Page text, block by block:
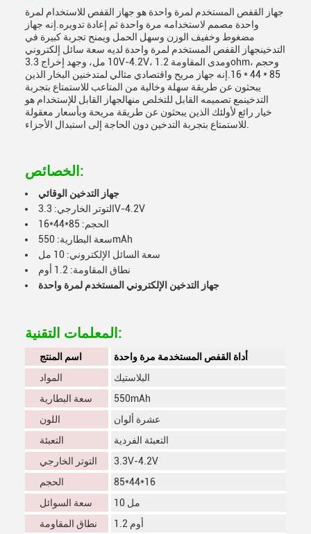
جهاز القفص المستخدم لمرة واحدة هو جهاز القفص للاستخدام لمرة
واحدة مصمم لاستخدامه مرة واحدة ثم إعادة تدويره.إنه جهاز
مضغوط وخفيف الوزن وسهل الحمل ويمنح تجربة كبيرة في
التدخينجهاز القفص المستخدم لمرة واحدة لديه سعة سائل إلكتروني
10 مل، وجهد إخراج 3.3V-4.2V، ومدى المقاومة 1.2ohm، وحجم
85 * 44 * 16.إنه جهاز مريح واقتصادي مثالي لمتدخنين البخار الذين
يبحثون عن طريقة سهلة وخالية من المتاعب للاستمتاع بتجربة
التدخينمع تصميمه القابل للتخلص منهالجهاز القابل للإستخدام هو
خيار رائع لأولئك الذين يبحثون عن طريقة مريحة وبأسعار معقولة
الخصائص:
جهاز التدخين الوقائي
التوتر الخارجي: 3.3V-4.2V
الحجم: 85*44*16
سعة البطارية: 550mAh
سعة السائل الإلكتروني: 10 مل
نطاق المقاومة: 1.2 أوم
جهاز التدخين الإلكتروني المستخدم لمرة واحدة
المعلمات التقنية:
اسم المنتج
أداة القفص المستخدمة مرة واحدة
المواد
البلاستيك
سعة البطارية
550mAh
اللون
عشرة ألوان
التعبئة
التعبئة الفردية
التوتر الخارجي
3.3V-4.2V
الحجم
85*44*16
سعة السوائل
10 مل
نطاق المقاومة
1.2 أوم